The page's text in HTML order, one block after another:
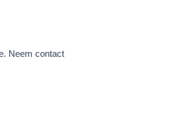
Neem contact